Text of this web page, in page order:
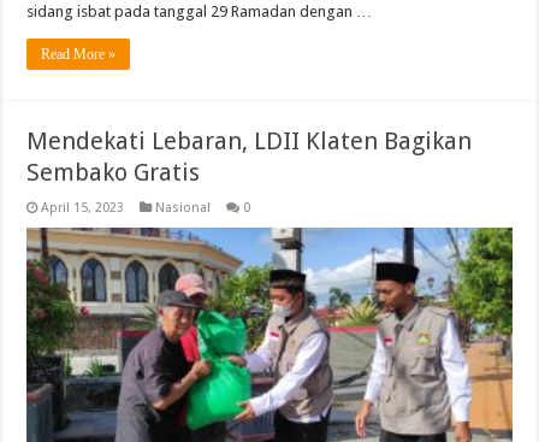
sidang isbat pada tanggal 29 Ramadan dengan …
Read More »
Mendekati Lebaran, LDII Klaten Bagikan
Sembako Gratis
April 15, 2023 Nasional 0